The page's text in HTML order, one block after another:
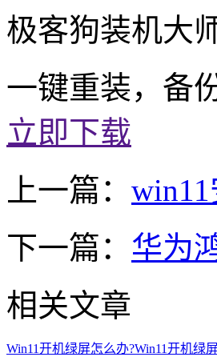
极客狗装机大
一键重装，备
立即下载
上一篇：
下一篇： 华为
相关文章
Win11开机绿屏怎么办?Win11开机绿